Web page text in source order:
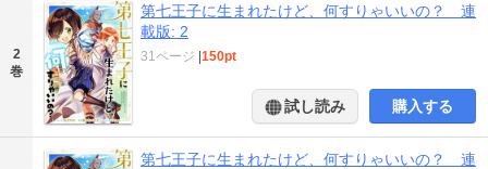
2
巻
第七王子に生まれたけど、何すりゃいいの？ 連
載版: 2
31ページ |150pt
試し読み 購入する
第七王子に生まれたけど、何すりゃいいの？ 連